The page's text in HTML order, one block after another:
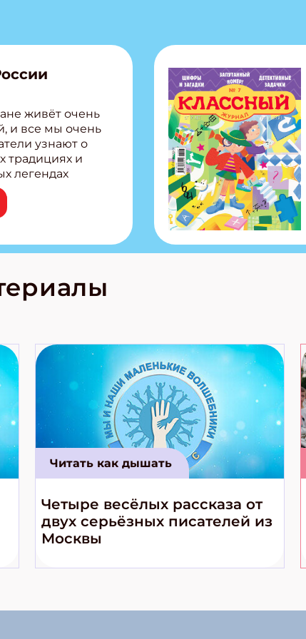
живёт очень
и все мы очень
узнают о
традициях и
легендах
Внутри:
игра
Традиционные
приключения!
Читать как дышать
Четыре весёлых рассказа от
двух серьёзных писателей из
Москвы